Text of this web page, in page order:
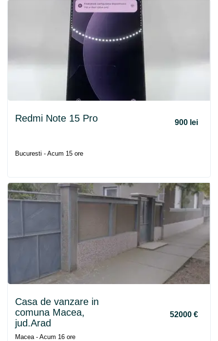
Redmi Note 15 Pro 900 lei
Bucuresti - Acum 15 ore
Casa de vanzare in
comuna Macea,
jud.Arad
52000 €
Macea - Acum 16 ore